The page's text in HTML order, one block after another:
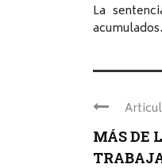
La
MÁS DE